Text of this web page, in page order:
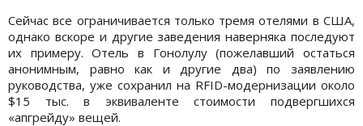
Сейчас все ограничивается только тремя отелями в США,
однако вскоре и другие заведения наверняка последуют
их примеру. Отель в Гонолулу (пожелавший остаться
анонимным, равно как и другие два) по заявлению
руководства, уже сохранил на RFID-модернизации около
$15 тыс. в эквиваленте стоимости подвергшихся
«апгрейду» вещей.